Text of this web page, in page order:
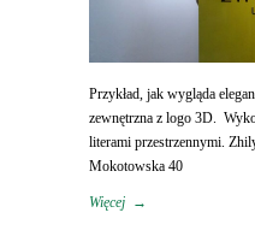
Przykład, jak wygląda
zewnętrzna z logo 3D.
literami przestrzennymi.
Mokotowska 40
Więcej →